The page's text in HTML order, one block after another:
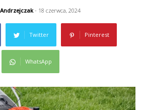
- 18 czerwca, 2024
Twitter Pinterest
WhatsApp